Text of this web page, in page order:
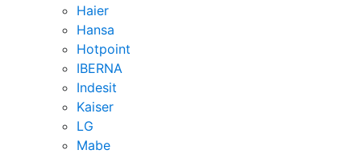
Haier
Hansa
Hotpoint
IBERNA
Indesit
Kaiser
LG
Mabe